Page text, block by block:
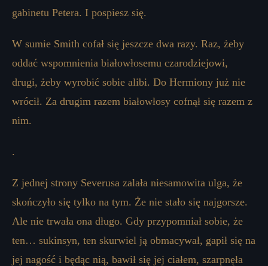
gabinetu Petera. I pospiesz się.
W sumie Smith cofał się jeszcze dwa razy. Raz, żeby
oddać wspomnienia białowłosemu czarodziejowi,
drugi, żeby wyrobić sobie alibi. Do Hermiony już nie
wrócił. Za drugim razem białowłosy cofnął się razem z
nim.
.
Z jednej strony Severusa zalała niesamowita ulga, że
skończyło się tylko na tym. Że nie stało się najgorsze.
Ale nie trwała ona długo. Gdy przypomniał sobie, że
ten… sukinsyn, ten skurwiel ją obmacywał, gapił się na
jej nagość i będąc nią, bawił się jej ciałem, szarpnęła